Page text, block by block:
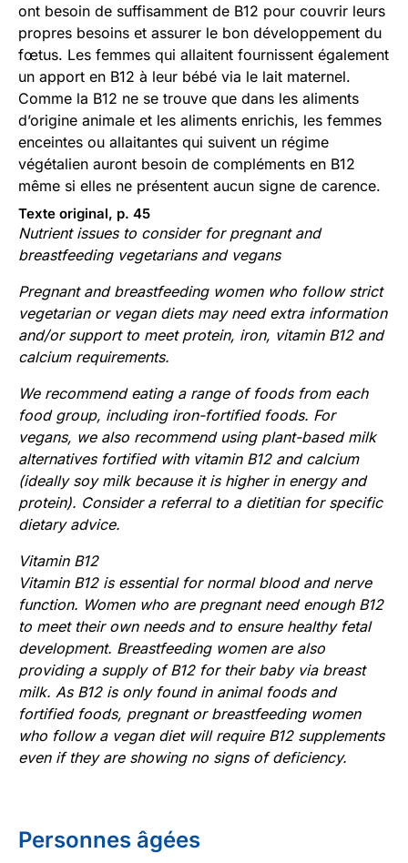
ont besoin de suffisamment de B12 pour couvrir leurs
propres besoins et assurer le bon développement du
fœtus. Les femmes qui allaitent fournissent également
un apport en B12 à leur bébé via le lait maternel.
Comme la B12 ne se trouve que dans les aliments
d’origine animale et les aliments enrichis, les femmes
enceintes ou allaitantes qui suivent un régime
végétalien auront besoin de compléments en B12
même si elles ne présentent aucun signe de carence.
Texte original, p. 45
Nutrient issues to consider for pregnant and
breastfeeding vegetarians and vegans
Pregnant and breastfeeding women who follow strict
vegetarian or vegan diets may need extra information
and/or support to meet protein, iron, vitamin B12 and
calcium requirements.
We recommend eating a range of foods from each
food group, including iron-fortified foods. For
vegans, we also recommend using plant-based milk
alternatives fortified with vitamin B12 and calcium
(ideally soy milk because it is higher in energy and
protein). Consider a referral to a dietitian for specific
dietary advice.
Vitamin B12
Vitamin B12 is essential for normal blood and nerve
function. Women who are pregnant need enough B12
to meet their own needs and to ensure healthy fetal
development. Breastfeeding women are also
providing a supply of B12 for their baby via breast
milk. As B12 is only found in animal foods and
fortified foods, pregnant or breastfeeding women
who follow a vegan diet will require B12 supplements
even if they are showing no signs of deficiency.
Personnes âgées